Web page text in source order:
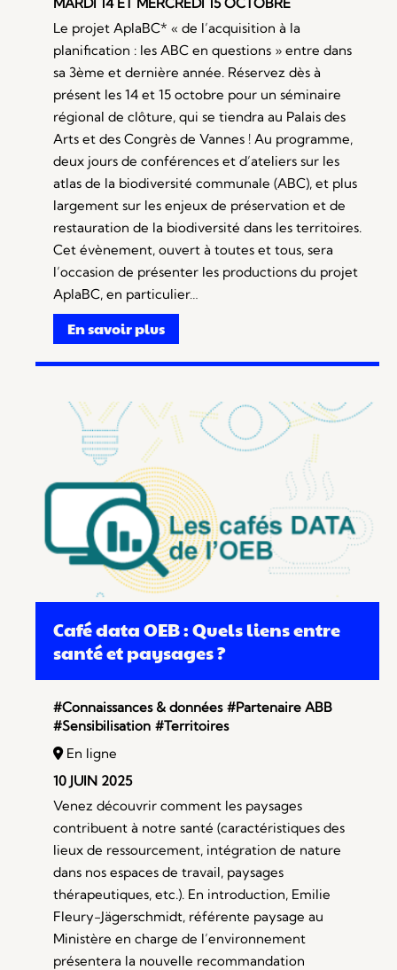
Le projet AplaBC* « de l’acquisition à la
planification : les ABC en questions » entre dans
sa 3ème et dernière année. Réservez dès à
présent les 14 et 15 octobre pour un séminaire
régional de clôture, qui se tiendra au Palais des
Arts et des Congrès de Vannes ! Au programme,
deux jours de conférences et d’ateliers sur les
atlas de la biodiversité communale (ABC), et plus
largement sur les enjeux de préservation et de
restauration de la biodiversité dans les territoires.
Cet évènement, ouvert à toutes et tous, sera
l’occasion de présenter les productions du projet
AplaBC, en particulier…
En savoir plus
Café data OEB : Quels liens entre
santé et paysages ?
#Connaissances & données #Partenaire ABB
#Sensibilisation #Territoires
En ligne
10 JUIN 2025
Venez découvrir comment les paysages
contribuent à notre santé (caractéristiques des
lieux de ressourcement, intégration de nature
dans nos espaces de travail, paysages
thérapeutiques, etc.). En introduction, Emilie
Fleury-Jägerschmidt, référente paysage au
Ministère en charge de l’environnement
présentera la nouvelle recommandation